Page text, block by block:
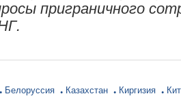
приграничного
Белоруссия Казахстан Киргизия